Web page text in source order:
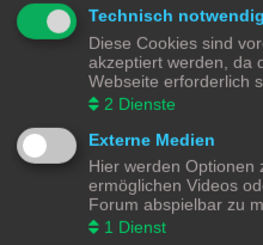
Alles rund um die Lokomotive
Themen:
Wagons
Alles rund um die Wagons
Gleise
Alles rund um das Gleis
TT
Lokomotiven | Züge
Alles rund um die Lokomotive
Technisch
Diese Cookies sind
akzeptiert werden, da
Webseite erforderlich
2 Dienste
Externe Medien
Hier werden Optionen
ermöglichen Videos
Forum abspielbar zu
1 Dienst